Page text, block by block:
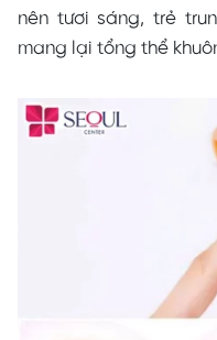
nên tươi sáng, trẻ
mang lại tổng thể